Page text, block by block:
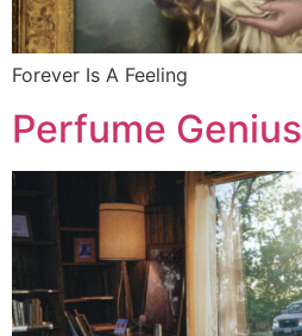
Forever Is A Feeling
Perfume Genius